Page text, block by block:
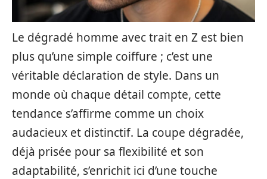
Le dégradé homme avec trait en Z est bien
plus qu’une simple coiffure ; c’est une
véritable déclaration de style. Dans un
monde où chaque détail compte, cette
tendance s’affirme comme un choix
audacieux et distinctif. La coupe dégradée,
déjà prisée pour sa flexibilité et son
adaptabilité, s’enrichit ici d’une touche